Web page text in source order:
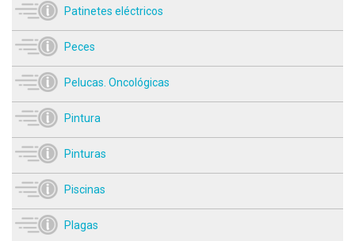
Patinetes eléctricos
Peces
Pelucas. Oncológicas
Pintura
Pinturas
Piscinas
Plagas